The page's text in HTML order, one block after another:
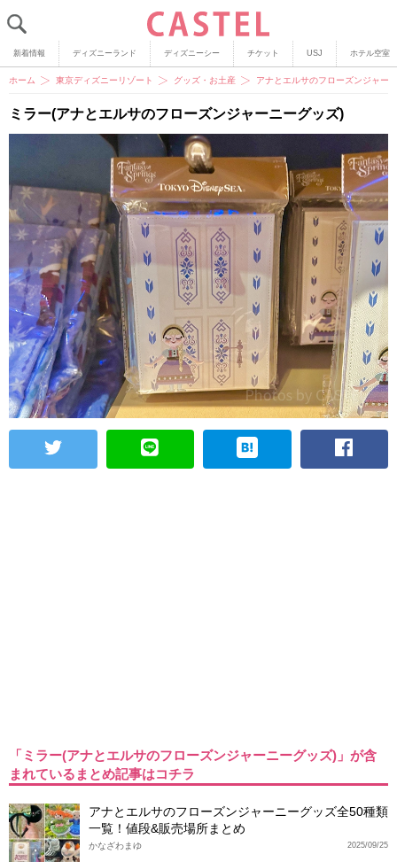
新着情報 ディズニーランド ディズニーシー チケット USJ ホテル空室
ホーム 東京ディズニーリゾート グッズ・お土産 アナとエルサのフローズンジャー
ミラー(アナとエルサのフローズンジャーニーグッズ)
「ミラー(アナとエルサのフローズンジャーニーグッズ)」が含
まれているまとめ記事はコチラ
アナとエルサのフローズンジャーニーグッズ全50種類
一覧！値段&販売場所まとめ
2025/09/25
かなざわまゆ